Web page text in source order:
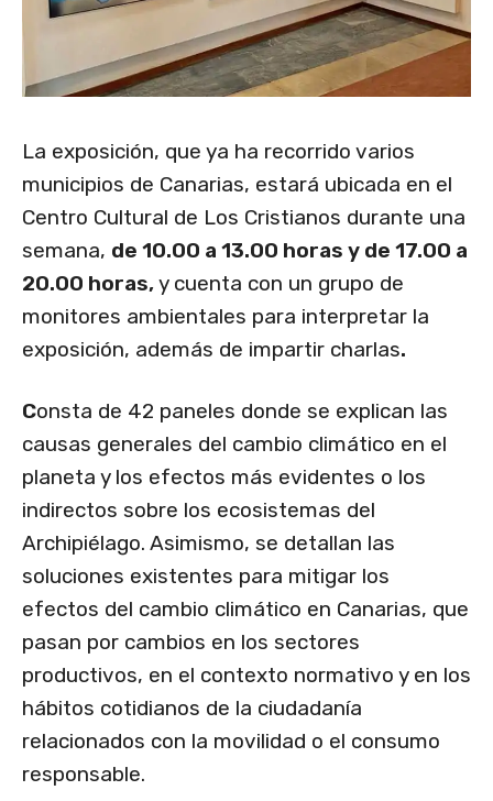
La exposición, que ya ha recorrido varios
municipios de Canarias, estará ubicada en el
Centro Cultural de Los Cristianos durante una
semana, de 10.00 a 13.00 horas y de 17.00 a
20.00 horas,y cuenta con un grupo de
monitores ambientales para interpretar la
exposición, además de impartir charlas.
Consta de 42 paneles donde se explican las
causas generales del cambio climático en el
planeta y los efectos más evidentes o los
indirectos sobre los ecosistemas del
Archipiélago. Asimismo, se detallan las
soluciones existentes para mitigar los
efectos del cambio climático en Canarias, que
pasan por cambios en los sectores
productivos, en el contexto normativo y en los
hábitos cotidianos de la ciudadanía
relacionados con la movilidad o el consumo
responsable.